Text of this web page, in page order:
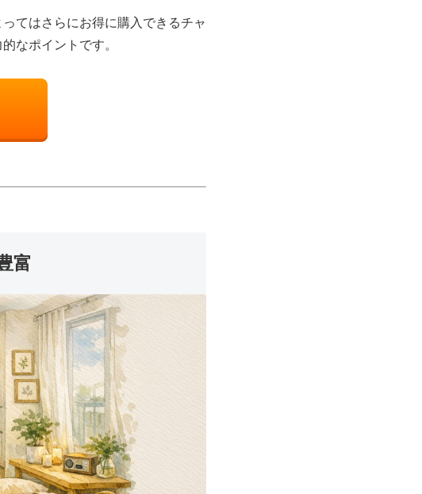
てはさらにお得に購入できるチャ
なポイントです。
富